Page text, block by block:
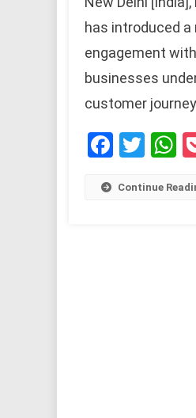
has introduced
engagement
businesses
customer
Continue